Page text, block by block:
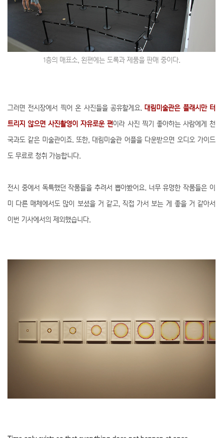
1층의 매표소, 왼편에는 도록과 제품을 판매 중이다.
그러면 전시장에서 찍어 온 사진들을 공유할게요. 대림미술관은 플래시만 터
트리지 않으면 사진촬영이 자유로운 편이라 사진 찍기 좋아하는 사람에게 천
국과도 같은 미술관이죠. 또한, 대림미술관 어플을 다운받으면 오디오 가이드
도 무료로 청취 가능합니다.
전시 중에서 독특했던 작품들을 추려서 뽑아봤어요. 너무 유명한 작품들은 이
미 다른 매체에서도 많이 보셨을 거 같고, 직접 가서 보는 게 좋을 거 같아서
이번 기사에서의 제외했습니다.